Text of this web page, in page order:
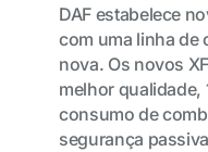
DAF estabelece
com uma linha de
nova. Os novos
melhor qualidade,
consumo de
segurança